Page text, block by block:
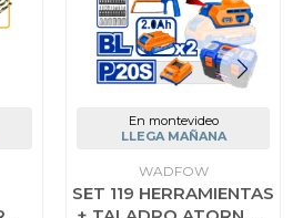
En montevideo
LLEGA MAÑANA
WADFOW
SET 119 HERRAMIENTAS